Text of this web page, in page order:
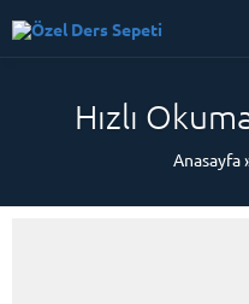
Hızlı
Anasayfa